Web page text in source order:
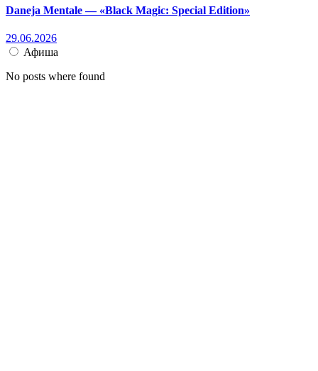
Daneja Mentale — «Black Magic: Special Edition»
29.06.2026
Афиша
No posts where found